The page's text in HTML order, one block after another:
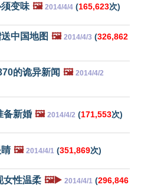
变味 🖼️ 2014/4/4 (165,623次)
中国地图 🖼️ 2014/4/3 (326,862
的诡异新闻 🖼️ 2014/4/2
备新婚 🖼️ 2014/4/2 (171,553次)
🖼️ 2014/4/1 (351,869次)
女性温柔 🖼️▶️ 2014/4/1 (296,846